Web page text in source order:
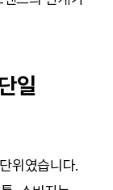
일
위였습니다.